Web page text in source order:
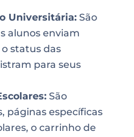
Universitária:São
alunos enviam
status das
para seus
São
páginas específicas
o carrinho de